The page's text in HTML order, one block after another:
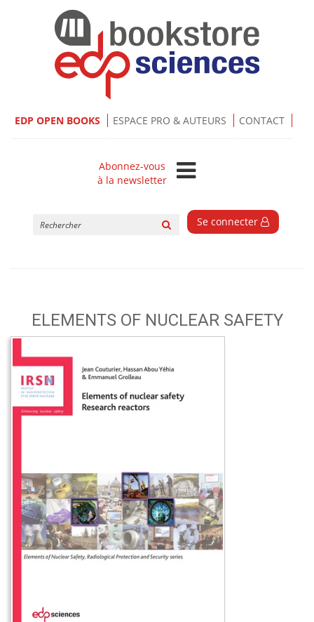
EDP OPEN BOOKS ESPACE PRO & AUTEURS CONTACT
Abonnez-vous
à la newsletter
Se connecter
ELEMENTS OF NUCLEAR SAFETY